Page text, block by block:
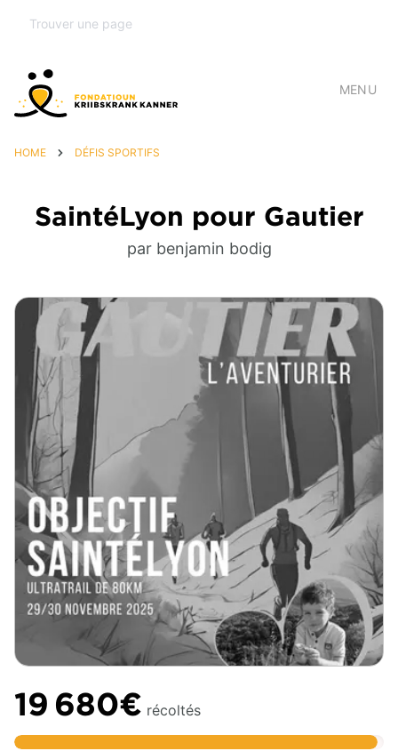
MENU
HOME DÉFIS SPORTIFS
SaintéLyon pour Gautier
par benjamin bodig
19 680€ récoltés